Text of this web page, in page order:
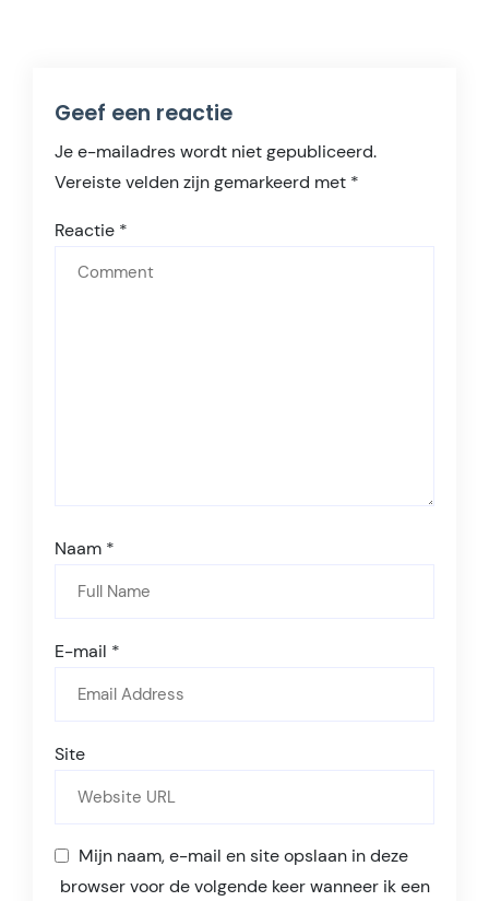
Geef een reactie
Je e-mailadres wordt niet gepubliceerd.
Vereiste velden zijn gemarkeerd met *
Reactie *
Naam *
E-mail *
Site
Mijn naam, e-mail en site opslaan in deze
browser voor de volgende keer wanneer ik een